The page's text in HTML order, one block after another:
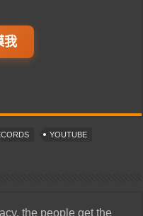
我
YOUTUBE
the people get the